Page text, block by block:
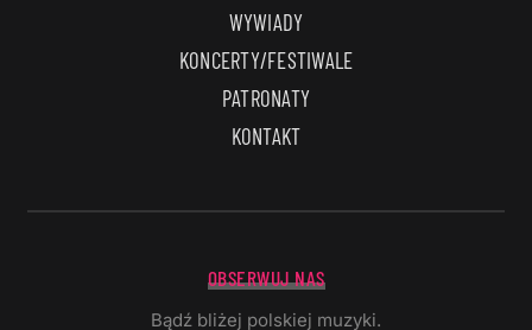
WYWIADY
KONCERTY/FESTIWALE
PATRONATY
KONTAKT
OBSERWUJ NAS
Bądź bliżej polskiej muzyki.